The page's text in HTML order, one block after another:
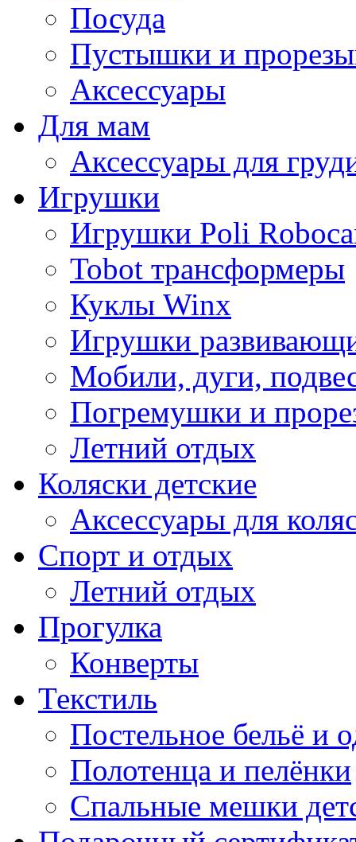
Посуда
Пустышки и
Аксессуары
Для мам
Аксессуары для
Игрушки
Игрушки Poli
Tobot трансформеры
Куклы Winx
Игрушки
Мобили, дуги,
Погремушки и
Летний отдых
Коляски детские
Аксессуары для
Спорт и отдых
Летний отдых
Прогулка
Конверты
Текстиль
Постельное бельё и
Полотенца и пелёнки
Спальные мешки